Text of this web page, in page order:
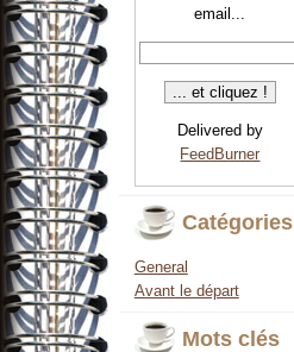
email...
Delivered by
FeedBurner
Catégories
General
Avant le départ
Mots clés